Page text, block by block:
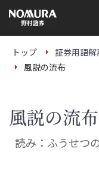
の
ー
トップ 証券用語解
風説の流布
風説の流布
読み：ふうせつ